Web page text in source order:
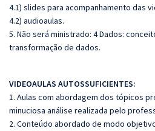
4.1) slides para acompanhamento das
4.2) audioaulas.
5. Não será ministrado: 4 Dados:
transformação de dados.
VIDEOAULAS AUTOSSUFICIENTES:
1. Aulas com abordagem dos tópicos
minuciosa análise realizada pelo
2. Conteúdo abordado de modo